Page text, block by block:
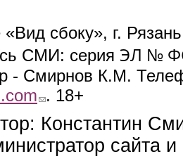
сбоку», г.
СМИ: серия ЭЛ №
- Смирнов К.М.
(link sends e-mail)
. 18+
Константин
сайта